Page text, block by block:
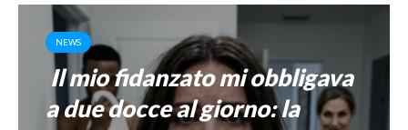
NEWS
Il mio fidanzato mi obbligava
a due docce al giorno: la